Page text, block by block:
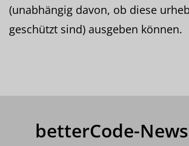
(unabhängig davon, ob diese
geschützt sind) ausgeben können.
betterCode-